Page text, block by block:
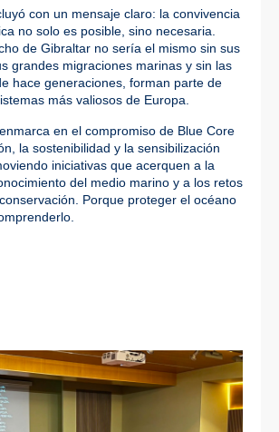
con un mensaje claro: la convivencia
no solo es posible, sino necesaria.
de Gibraltar no sería el mismo sin sus
grandes migraciones marinas y sin las
hace generaciones, forman parte de
más valiosos de Europa.
en el compromiso de Blue Core
la sostenibilidad y la sensibilización
iniciativas que acerquen a la
del medio marino y a los retos
Porque proteger el océano